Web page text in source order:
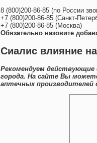
8 (800)200-86-85 (по России
+7 (800)200-86-85 (Санкт-
+7 (800)200-86-85 (Москва)
Обязательно назовите
Сиалис влияние
Рекомендуем действующие
города. На сайте Вы
аптечных производителей